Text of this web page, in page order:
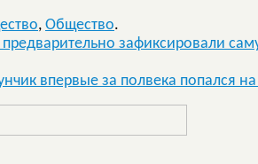
, Общество.
зафиксировали
впервые за полвека попался